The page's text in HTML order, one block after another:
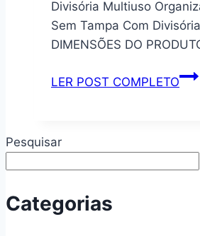
e
Divisória Multiuso
Sem Tampa Com
DIMENSÕES DO
LER POST COMPLETO
Pesquisar
Categorias